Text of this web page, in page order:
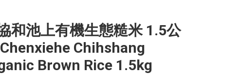
和池上有機生態糙米 1.5公
Chihshang
Brown Rice 1.5kg